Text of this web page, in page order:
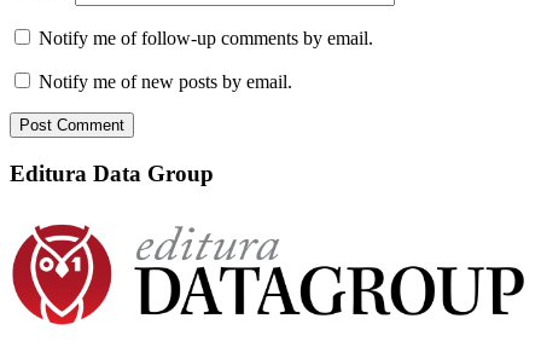
Notify me of follow-up comments by email.
Notify me of new posts by email.
Editura Data Group